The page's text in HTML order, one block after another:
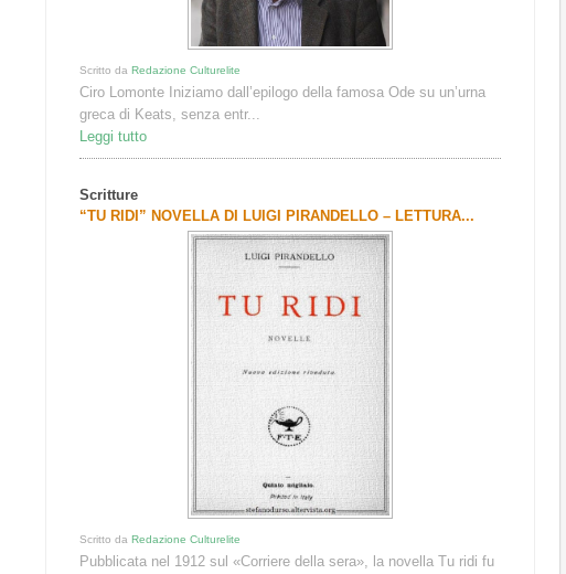
Scritto daRedazione Culturelite
Ciro Lomonte Iniziamo dall’epilogo della famosa Ode su un’urna
greca di Keats, senza entr...
Leggi tutto
Scritture
“TU RIDI” NOVELLA DI LUIGI PIRANDELLO – LETTURA...
Scritto daRedazione Culturelite
Pubblicata nel 1912 sul «Corriere della sera», la novella Tu ridi fu